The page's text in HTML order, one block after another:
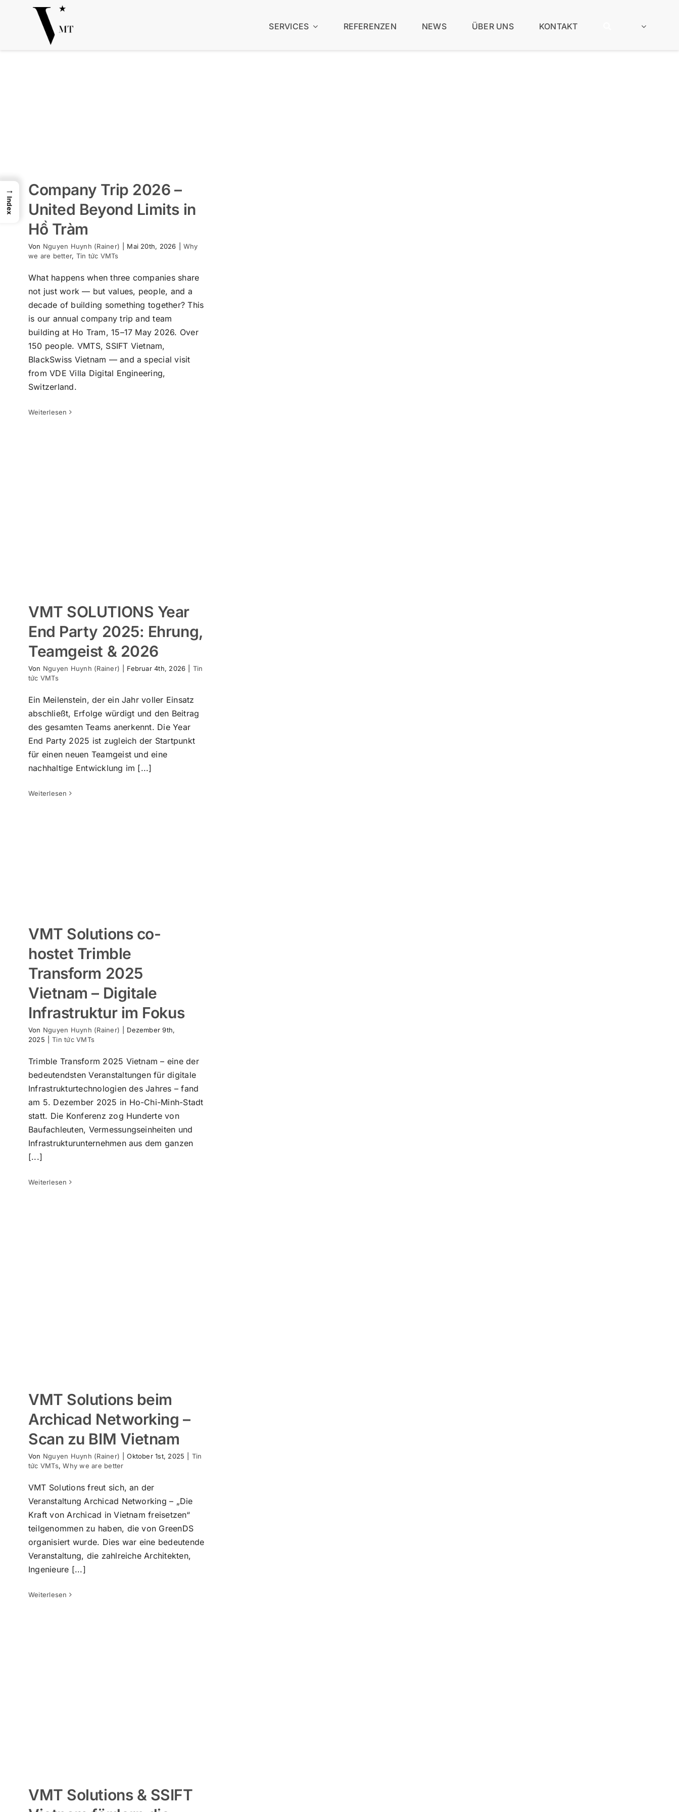
SERVICES REFERENZEN NEWS ÜBER UNS KONTAKT
Why we are better
Company Trip 2026 –
United Beyond Limits in
Hồ Tràm
Von Nguyen Huynh (Rainer) Mai 20th, 2026
Why
we are better, Tin tức VMTs
What happens when three companies share
not just work — but values, people, and a
decade of building something together? This
is our annual company trip and team
building at Ho Tram, 15–17 May 2026. Over
150 people. VMTS, SSIFT Vietnam,
BlackSwiss Vietnam — and a special visit
from VDE Villa Digital Engineering,
Switzerland.
Weiterlesen
VMT SOLUTIONS Year End Party 2025:
Ehrung, Teamgeist & 2026
VMT SOLUTIONS Year
End Party 2025: Ehrung,
Teamgeist & 2026
Von Nguyen Huynh (Rainer) Februar 4th, 2026
Tin
tức VMTs
Ein Meilenstein, der ein Jahr voller Einsatz
abschließt, Erfolge würdigt und den Beitrag
des gesamten Teams anerkennt. Die Year
End Party 2025 ist zugleich der Startpunkt
für einen neuen Teamgeist und eine
nachhaltige Entwicklung im [...]
Weiterlesen
Transform 2025 Vietnam – Digitale
VMT Solutions co-
hostet Trimble
Transform 2025
Vietnam – Digitale
Infrastruktur im Fokus
Von Nguyen Huynh (Rainer)
Dezember 9th,
2025
Tin tức VMTs
Trimble Transform 2025 Vietnam – eine der
bedeutendsten Veranstaltungen für digitale
Infrastrukturtechnologien des Jahres – fand
am 5. Dezember 2025 in Ho-Chi-Minh-Stadt
statt. Die Konferenz zog Hunderte von
Baufachleuten, Vermessungseinheiten und
Infrastrukturunternehmen aus dem ganzen
[...]
Weiterlesen
VMT Solutions beim Archicad
Networking – Scan zu BIM Vietnam
VMT Solutions beim
Archicad Networking –
Scan zu BIM Vietnam
Von Nguyen Huynh (Rainer) Oktober 1st, 2025
Tin
tức VMTs,Why we are better
VMT Solutions freut sich, an der
Veranstaltung Archicad Networking – „Die
Kraft von Archicad in Vietnam freisetzen“
teilgenommen zu haben, die von GreenDS
organisiert wurde. Dies war eine bedeutende
Veranstaltung, die zahlreiche Architekten,
Ingenieure [...]
Weiterlesen
VMT Solutions & SSIFT Vietnam
fördern die HCMUTE mit Stipendien
VMT Solutions & SSIFT
→
Index